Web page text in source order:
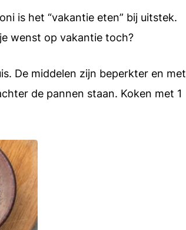
is het “vakantie eten” bij uitstek.
wenst op vakantie toch?
De middelen zijn beperkter en met
de pannen staan. Koken met 1